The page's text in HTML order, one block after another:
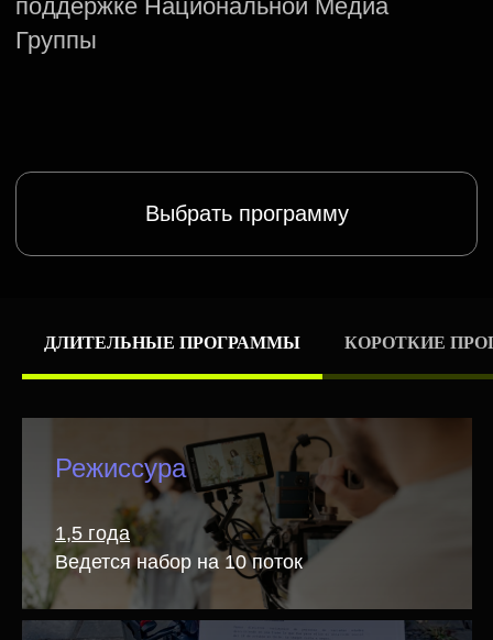
ДЛИТЕЛЬНЫЕ ПРОГРАММЫ КОРОТКИЕ
Режиссура
1,5 года
Ведется набор на 10 поток